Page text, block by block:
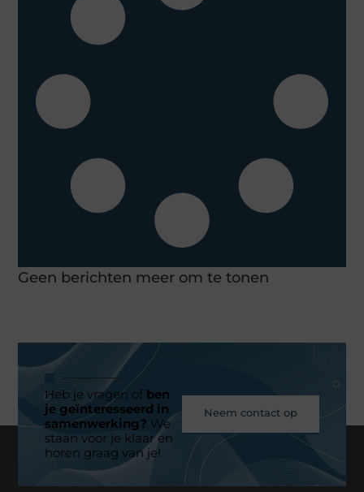
Geen berichten meer om te tonen
Heb je vragen ofben
je geïnteresseerd in
samenwerking? We
staan voor je klaar en
horen graag van je!
Neem contact op